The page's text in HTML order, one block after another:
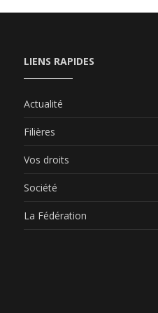
LIENS RAPIDES
Actualité
Filières
Vos droits
Société
La Fédération